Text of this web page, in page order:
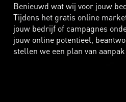
Benieuwd wat wij voor jouw
Tijdens het gratis online
jouw bedrijf of campagnes
jouw online potentieel,
stellen we een plan van